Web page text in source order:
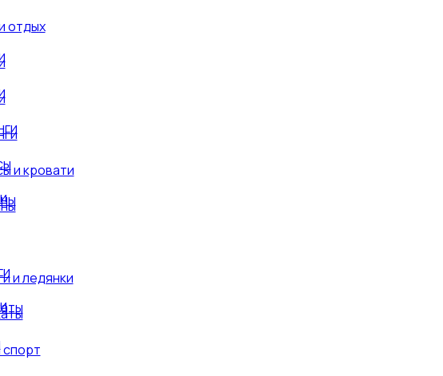
отдых
и кровати
и ледянки
платежом) не забирают с Почты России или
причин - ремонт, дети, праздники, мы уже
только ч/з неделю, муж в командировке, мы на даче
не весь список почему заказ не могут забрать в срок...
оплачено. А мы сделаем все, чтобы Ваш заказ пришел
регионов России осуществляется платно, согласно
транспортных компаний.
компании или Почты России по г. Киров бесплатно.
дня (обычно это достаточное время для оплаты).
при получении товара на терминале
Транспортные расходы в случаи отправки заказа
с оплатой за заказ (см. также п.8).
в заводской упаковке. По желанию клиента можем
в транспортной компании.
наши менеджеры расчитают стоимость, сроки доставки